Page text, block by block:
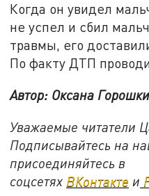
Когда он увидел
не успел и сбил
травмы, его
По факту ДТП
Автор: Оксана
Уважаемые читатели
Подписывайтесь на
присоединяйтесь в
соцсетях ВКонтакте и